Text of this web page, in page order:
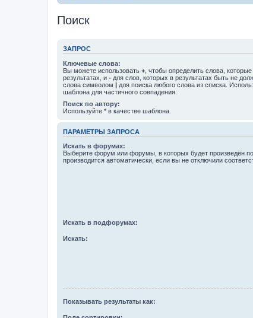
Поиск
ЗАПРОС
Ключевые слова:
Вы можете использовать + , чтобы определить слова,
результатах, и - для слов, которых в результатах быть не
слова символом | для поиска любого слова из списка.
шаблона для частичного совпадения.
Поиск по автору:
Используйте * в качестве шаблона.
ПАРАМЕТРЫ ЗАПРОСА
Искать в форумах:
Выберите форум или форумы, в которых будет произведён
производится автоматически, если вы не отключили
Искать в подфорумах:
Искать:
Показывать результаты как: